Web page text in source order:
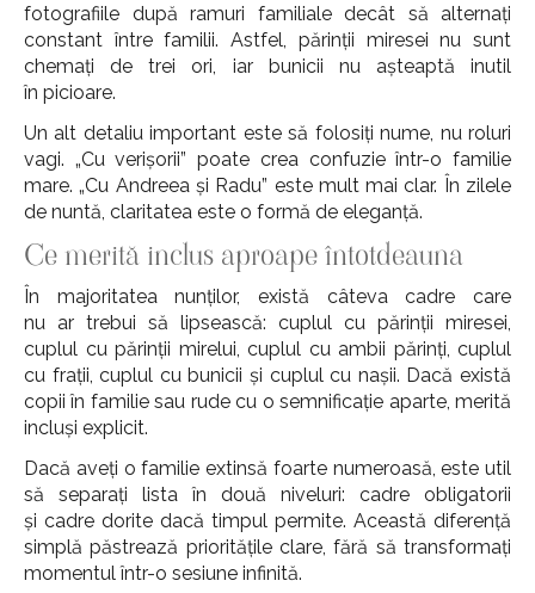
fotografiile după ramuri familiale decât să alternați
constant între familii. Astfel, părinții miresei nu sunt
chemați de trei ori, iar bunicii nu așteaptă inutil
în picioare.
Un alt detaliu important este să folosiți nume, nu roluri
vagi. „Cu verișorii” poate crea confuzie într-o familie
mare. „Cu Andreea și Radu” este mult mai clar. În zilele
de nuntă, claritatea este o formă de eleganță.
Ce merită inclus aproape întotdeauna
În majoritatea nunților, există câteva cadre care
nu ar trebui să lipsească: cuplul cu părinții miresei,
cuplul cu părinții mirelui, cuplul cu ambii părinți, cuplul
cu frații, cuplul cu bunicii și cuplul cu nașii. Dacă există
copii în familie sau rude cu o semnificație aparte, merită
incluși explicit.
Dacă aveți o familie extinsă foarte numeroasă, este util
să separați lista în două niveluri: cadre obligatorii
și cadre dorite dacă timpul permite. Această diferență
simplă păstrează prioritățile clare, fără să transformați
momentul într-o sesiune infinită.